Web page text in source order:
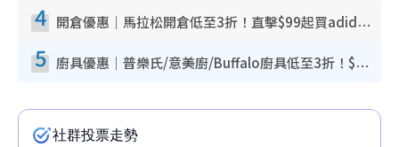
4 開倉優惠｜馬拉松開倉低至3折！直擊$99起買adidas／New Balance／Puma鞋款 STANLEY保溫杯劈價至$119起
5 廚具優惠｜普樂氏/意美廚/Buffalo廚具低至3折！$89起買煎鍋／炒鑊／個人鍋 同場小家電激減至$99起